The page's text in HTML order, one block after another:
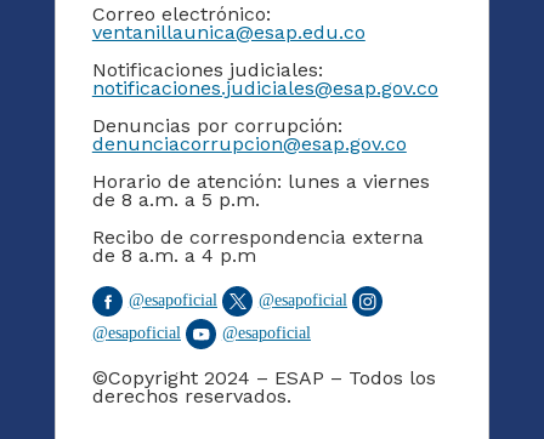
Correo electrónico:
ventanillaunica@esap.edu.co
Notificaciones judiciales:
notificaciones.judiciales@esap.gov.co
Denuncias por corrupción:
denunciacorrupcion@esap.gov.co
Horario de atención: lunes a viernes
de 8 a.m. a 5 p.m.
Recibo de correspondencia externa
de 8 a.m. a 4 p.m
@esapoficial @esapoficial
@esapoficial @esapoficial
©Copyright 2024 – ESAP – Todos los
derechos reservados.